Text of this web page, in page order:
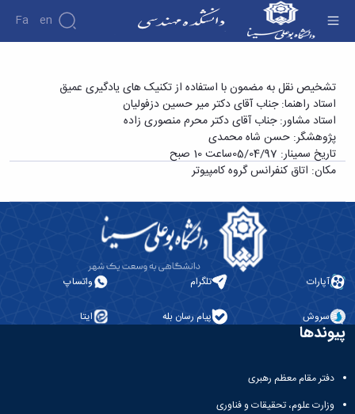
Fa En
دانشکده
درباره
دانشکده
تاریخچه
ریاست
دانشکده
آلبوم
معاونت
معاونت
پژوهشی
معاونت
تکمیلی
پژوهش
نشریات
سمینار کارشناسی ارشد آقای حسن شاه محمدی با
عنوان «تشخیص نقل به مضمون با استفاده از
تکنیک های یادگیری عمیق» - دانشکده فنی و
مهندسی
تشخیص نقل به مضمون با استفاده از تکنیک های یادگیری عمیق
استاد راهنما: جناب آقای دکتر میر حسین دزفولیان
استاد مشاور: جناب آقای دکتر محرم منصوری زاده
پژوهشگر: حسن شاه محمدی
تاریخ سمینار: 05/04/97ساعت 10 صبح
مکان: اتاق کنفرانس گروه کامپیوتر
آپارات تلگرام واتساپ
سروش پیام رسان بله ایتا
پیوندها
دفتر مقام معظم رهبری
وزارت علوم، تحقیقات و فناوری